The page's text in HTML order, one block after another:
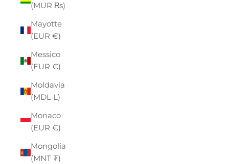
(MUR ₨)
Mayotte
(EUR €)
Messico
(EUR €)
Moldavia
(MDL L)
Monaco
(EUR €)
Mongolia
(MNT ₮)